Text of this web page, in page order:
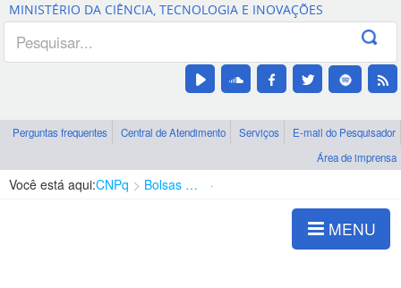
Canais
MINISTÉRIO DA CIÊNCIA, TECNOLOGIA E INOVAÇÕES
Perguntas frequentes Central de Atendimento Serviços
E-mail do Pesquisador
Área de imprensa
Você está aqui:CNPq Bolsas e Auxílios Vigentes
MENU